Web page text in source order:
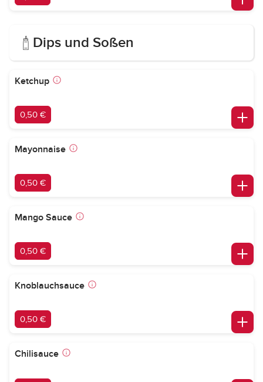
Dips und Soßen
Ketchup
0,50 €
Mayonnaise
0,50 €
Mango Sauce
0,50 €
Knoblauchsauce
0,50 €
Chilisauce